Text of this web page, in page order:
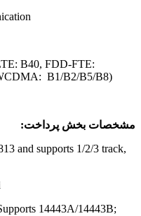
ابری به شما
B40, FDD-FTE:
B1/B2/B5/B8)
مشخصات بخش پرداخت:
and supports 1/2/3 track,
14443A/14443B;